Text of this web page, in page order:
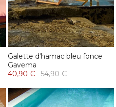
Galette d'hamac bleu fonce
Gavema
40,90 €
54,90 €